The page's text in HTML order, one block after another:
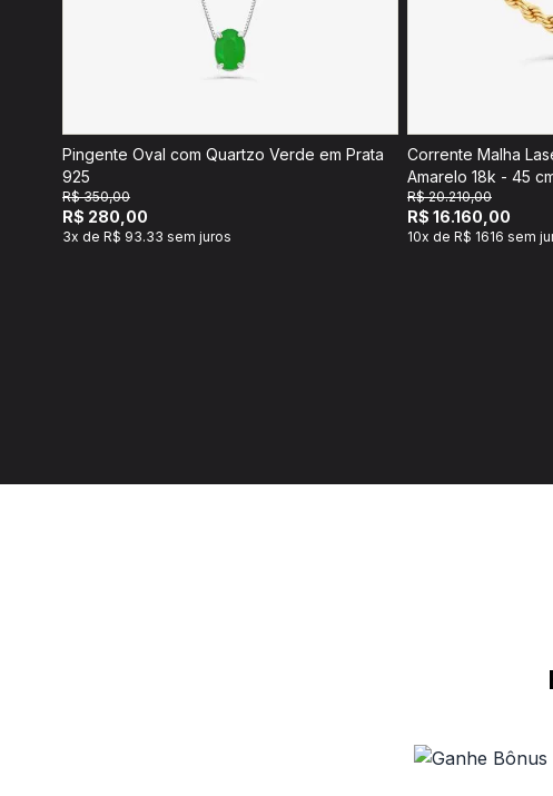
Pingente Oval com Quartzo Verde em Prata
925
R$ 350,00
R$ 280,00
3x de R$ 93.33 sem juros
Corrente Malha
Amarelo 18k - 45
R$ 20.210,00
R$ 16.160,00
10x de R$ 1616 sem